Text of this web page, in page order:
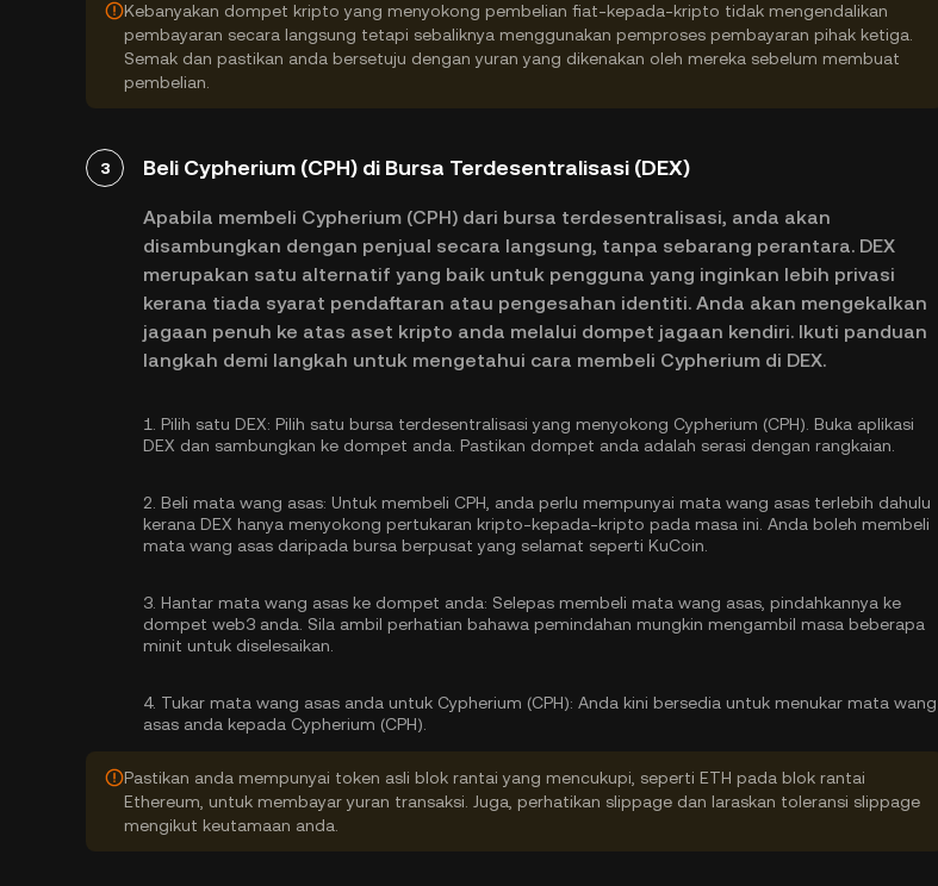
Kebanyakan dompet kripto yang menyokong pembelian fiat-kepada-kripto tidak mengendalikan
pembayaran secara langsung tetapi sebaliknya menggunakan pemproses pembayaran pihak ketiga.
Semak dan pastikan anda bersetuju dengan yuran yang dikenakan oleh mereka sebelum membuat
pembelian.
3 Beli Cypherium (CPH) di Bursa Terdesentralisasi (DEX)
Apabila membeli Cypherium (CPH) dari bursa terdesentralisasi, anda akan
disambungkan dengan penjual secara langsung, tanpa sebarang perantara. DEX
merupakan satu alternatif yang baik untuk pengguna yang inginkan lebih privasi
kerana tiada syarat pendaftaran atau pengesahan identiti. Anda akan mengekalkan
jagaan penuh ke atas aset kripto anda melalui dompet jagaan kendiri. Ikuti panduan
langkah demi langkah untuk mengetahui cara membeli Cypherium di DEX.
1. Pilih satu DEX: Pilih satu bursa terdesentralisasi yang menyokong Cypherium (CPH). Buka aplikasi
DEX dan sambungkan ke dompet anda. Pastikan dompet anda adalah serasi dengan rangkaian.
2. Beli mata wang asas: Untuk membeli CPH, anda perlu mempunyai mata wang asas terlebih dahulu
kerana DEX hanya menyokong pertukaran kripto-kepada-kripto pada masa ini. Anda boleh membeli
mata wang asas daripada bursa berpusat yang selamat seperti KuCoin.
3. Hantar mata wang asas ke dompet anda: Selepas membeli mata wang asas, pindahkannya ke
dompet web3 anda. Sila ambil perhatian bahawa pemindahan mungkin mengambil masa beberapa
minit untuk diselesaikan.
4. Tukar mata wang asas anda untuk Cypherium (CPH): Anda kini bersedia untuk menukar mata wang
asas anda kepada Cypherium (CPH).
Pastikan anda mempunyai token asli blok rantai yang mencukupi, seperti ETH pada blok rantai
Ethereum, untuk membayar yuran transaksi. Juga, perhatikan slippage dan laraskan toleransi slippage
mengikut keutamaan anda.